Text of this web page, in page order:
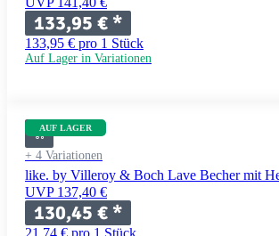
133,95 € *
133,95 € pro 1 Stück
Auf Lager in Variationen
AUF LAGER
+ 4 Variationen
like. by Villeroy & Boch Lave Becher mit
UVP 137,40 €
130,45 € *